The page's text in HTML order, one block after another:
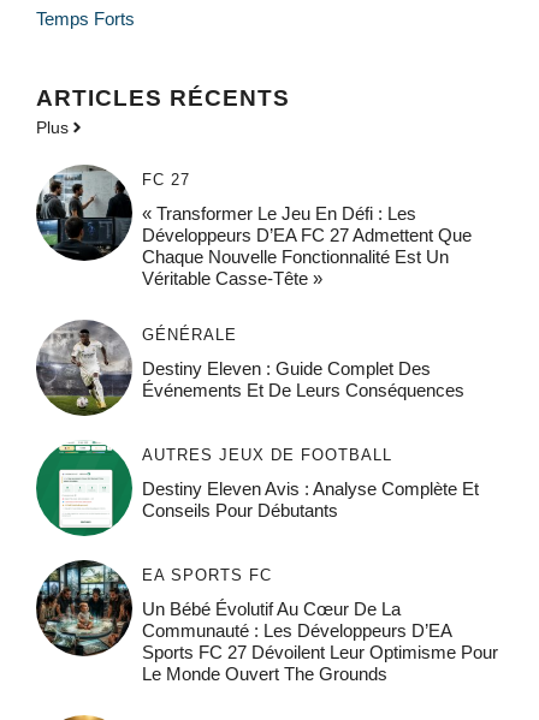
Temps Forts
ARTICLES RÉCENTS
Plus
FC 27
« Transformer Le Jeu En Défi : Les
Développeurs D’EA FC 27 Admettent Que
Chaque Nouvelle Fonctionnalité Est Un
Véritable Casse-Tête »
GÉNÉRALE
Destiny Eleven : Guide Complet Des
Événements Et De Leurs Conséquences
AUTRES JEUX DE FOOTBALL
Destiny Eleven Avis : Analyse Complète Et
Conseils Pour Débutants
EA SPORTS FC
Un Bébé Évolutif Au Cœur De La
Communauté : Les Développeurs D’EA
Sports FC 27 Dévoilent Leur Optimisme Pour
Le Monde Ouvert The Grounds